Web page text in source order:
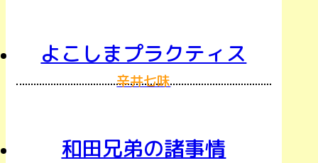
よこしまプラクティス
辛井七味
和田兄弟の諸事情